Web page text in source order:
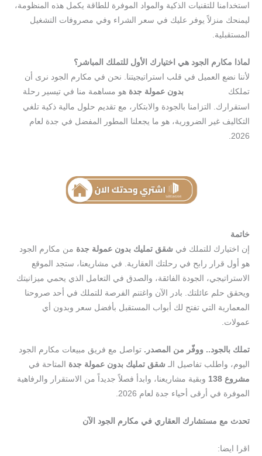
استخدامنا للتقنيات الذكية والمواد الموفرة للطاقة يكمل هذه المنظومة،
ليمنحك منزلاً يوفر عليك في سعر الشراء وفي مصروفات التشغيل
المستقبلية.
لماذا مكارم الجود هي اختيارك الأول للتملك المباشر؟
لأننا نضع العميل في قلب استراتيجيتنا. نحن في مكارم الجود نرى أن
تملكك
بدون عمولة جدة هو مساهمة منا في تيسير رحلة
استقرارك. التزامنا بالجودة والابتكار، مع تقديم حلول مالية ذكية تلغي
التكاليف غير الضرورية، هو ما يجعلنا المطور المفضل في جدة لعام
2026.
خاتمة
إن اختيارك للتملك في شقق تمليك بدون عمولة جدة من مكارم الجود
هو أول قرار رابح في رحلتك العقارية. في مشاريعنا، ستجد الموقع
الاستراتيجي، الجودة الفائقة، والصدق في التعامل الذي يحمي ميزانيتك
ويحقق حلم عائلتك. بادر الآن واغتنم الفرصة للتملك في أحد صروحنا
المعمارية التي تفتح لك أبواب المستقبل بأفضل سعر وبدون أي
عمولات.
تملك بالجود.. ووفّر من المصدر. تواصل مع فريق مبيعات مكارم الجود
اليوم، واطلب تفاصيل الـ شقق تمليك بدون عمولة جدة المتاحة في
مشروع 138
وبقية مشاريعنا، وابدأ فصلاً جديداً من الاستقرار والرفاهية
الموفرة في أرقى أحياء جدة لعام 2026.
تحدث مع مستشارك العقاري في مكارم الجود الآن
اقرا ايضا: